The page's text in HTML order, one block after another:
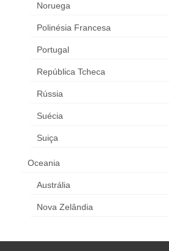
Noruega
Polinésia Francesa
Portugal
República Tcheca
Rússia
Suécia
Suiça
Oceania
Austrália
Nova Zelândia